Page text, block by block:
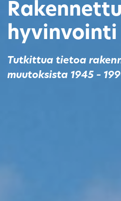
Rakennettu
hyvinvointi
Tutkittua tietoa
muutoksista 1945 –